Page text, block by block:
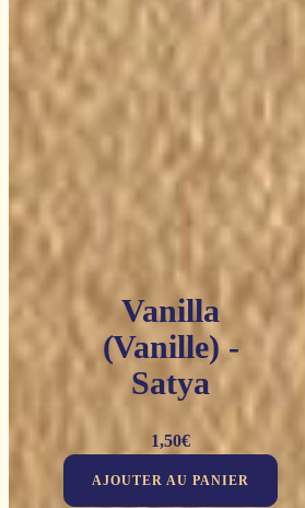
Vanilla
(Vanille) -
Satya
1,50€
AJOUTER AU PANIER